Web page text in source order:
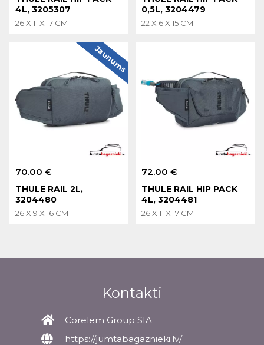
4L, 3205307
26 X 11 X 17 CM
0,5L, 3204479
22 X 6 X 15 CM
70.00 €
THULE RAIL 2L,
3204480
26 X 9 X 16 CM
Jaunums
72.00 €
THULE RAIL HIP PACK
4L, 3204481
26 X 11 X 17 CM
Kontakti
Corelem Group SIA
https://jumtabagaznieki.lv/